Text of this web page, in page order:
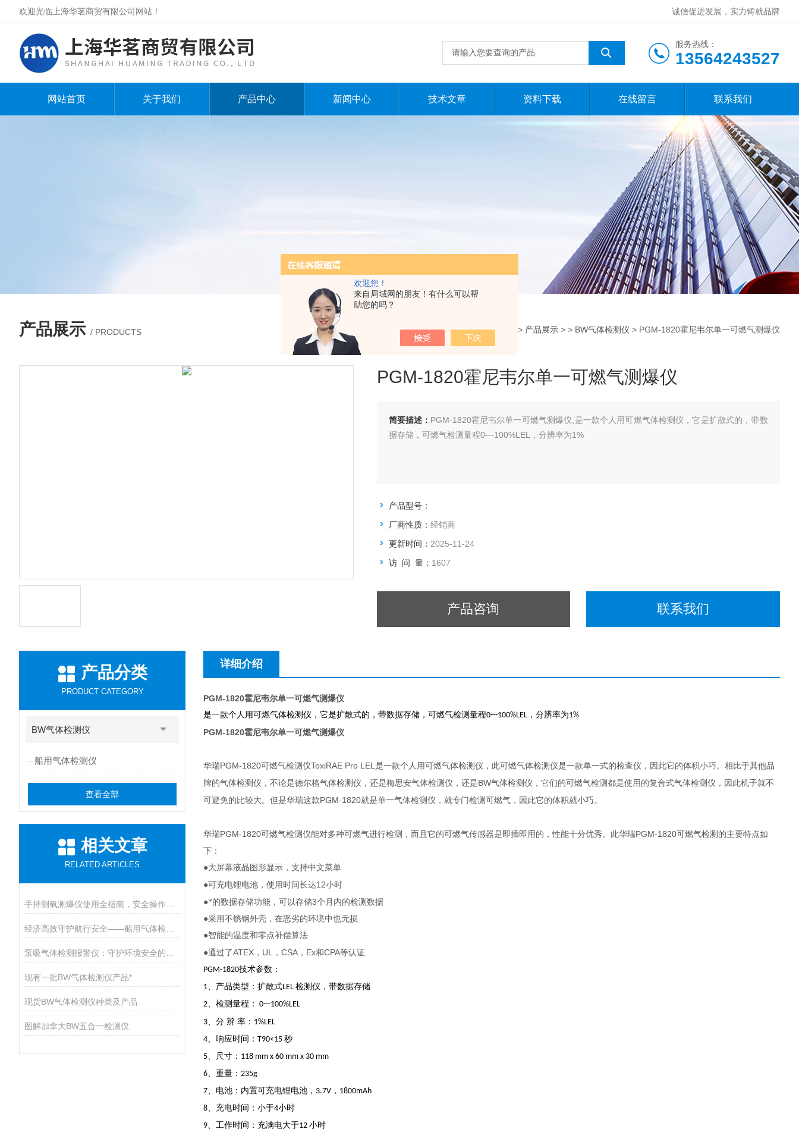
欢迎您！
来自局域网的朋友！有什么可以帮
助您的吗？
欢迎光临上海华茗商贸有限公司网站！ 诚信促进发展，实力铸就品牌
服务热线：
13564243527
网站首页 关于我们 产品中心 新闻中心 技术文章 资料下载 在线留言 联系我们
产品展示 / PRODUCTS 您的位置：网站首页 > 产品展示 > > BW气体检测仪 > PGM-1820霍尼韦尔单一可燃气测爆仪
PGM-1820霍尼韦尔单一可燃气测爆仪
简要描述： PGM-1820霍尼韦尔单一可燃气测爆仪,是一款个人用可燃气体检测仪，它是扩散式的，带数
据存储，可燃气检测量程0---100%LEL，分辨率为1%
产品型号：
厂商性质： 经销商
更新时间： 2025-11-24
访 问 量： 1607
产品咨询 联系我们
产品分类
PRODUCT CATEGORY
BW气体检测仪
船用气体检测仪
查看全部
相关文章
RELATED ARTICLES
现有一批BW气体检测仪产品*
现货BW气体检测仪种类及产品
图解加拿大BW五合一检测仪
详细介绍
PGM-1820霍尼韦尔单一可燃气测爆仪
是一款个人用可燃气体检测仪，它是扩散式的，带数据存储，可燃气检测量程0---100%LEL ，分辨率为1%
PGM-1820霍尼韦尔单一可燃气测爆仪
华瑞PGM-1820可燃气检测仪ToxiRAE Pro LEL 是一款个人用可燃气体检测仪，此可燃气体检测仪是一款单一式的检查仪，因此它的体积小巧。相比于其他品
牌的气体检测仪，不论是德尔格气体检测仪，还是梅思安气体检测仪，还是BW气体检测仪，它们的可燃气检测都是使用的复合式气体检测仪，因此机子就不
可避免的比较大。但是华瑞这款PGM-1820就是单一气体检测仪，就专门检测可燃气，因此它的体积就小巧。
华瑞PGM-1820可燃气检测仪能对多种可燃气进行检测，而且它的可燃气传感器是即插即用的，性能十分优秀。此华瑞PGM-1820可燃气检测的主要特点如
下：
●大屏幕液晶图形显示，支持中文菜单
●可充电锂电池，使用时间长达12小时
●*的数据存储功能，可以存储3个月内的检测数据
●采用不锈钢外壳，在恶劣的环境中也无损
●智能的温度和零点补偿算法
●通过了ATEX ， UL ， CSA ， Ex和CPA等认证
PGM-1820技术参数：
1、产品类型：扩散式LEL 检测仪，带数据存储
2、检测量程： 0---100%LEL
3、分 辨 率： 1%LEL
4、响应时间： T90<15 秒
5、尺寸： 118 mm x 60 mm x 30 mm
6、重量： 235g
7、电池：内置可充电锂电池， 3.7V ， 1800mAh
8、充电时间：小于4小时
9、工作时间：充满电大于12 小时